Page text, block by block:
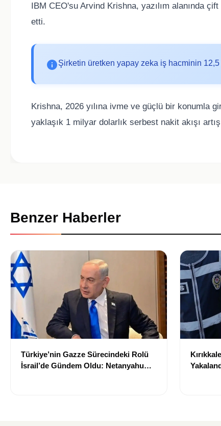
IBM CEO'su Arvind Krishna, yazılım alanında
etti.
Şirketin üretken yapay zeka iş hacminin
Krishna, 2026 yılına ivme ve güçlü bir konumla
yaklaşık 1 milyar dolarlık serbest nakit akışı
Benzer Haberler
Türkiye’nin Gazze Sürecindeki Rolü
İsrail’de Gündem Oldu: Netanyahu